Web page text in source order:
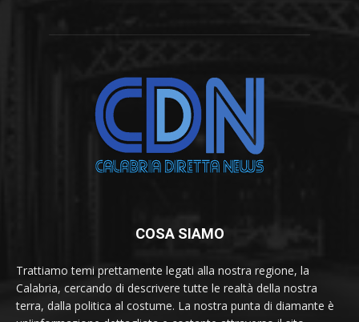
COSA SIAMO
Trattiamo temi prettamente legati alla nostra regione, la
Calabria, cercando di descrivere tutte le realtà della nostra
terra, dalla politica al costume. La nostra punta di diamante è